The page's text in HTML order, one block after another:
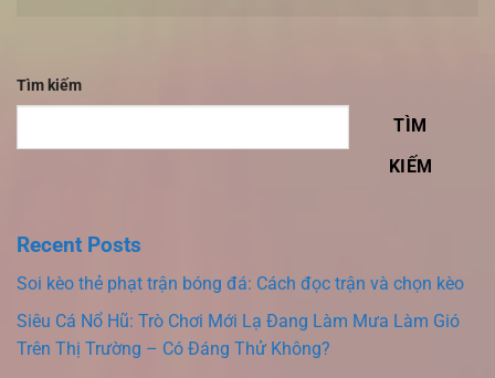
Tìm kiếm
TÌM
KIẾM
Recent Posts
Soi kèo thẻ phạt trận bóng đá: Cách đọc trận và chọn kèo
Siêu Cá Nổ Hũ: Trò Chơi Mới Lạ Đang Làm Mưa Làm Gió
Trên Thị Trường – Có Đáng Thử Không?